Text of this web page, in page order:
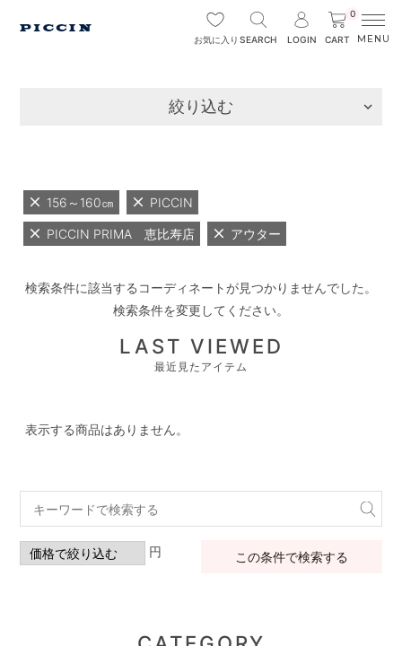
お気に入り SEARCH LOGIN
0
CART
絞り込む
156～160㎝ PICCIN
PICCIN PRIMA 恵比寿店 アウター
検索条件に該当するコーディネートが見つかりませんでした。
検索条件を変更してください。
LAST VIEWED
最近見たアイテム
表示する商品はありません。
円 この条件で検索する